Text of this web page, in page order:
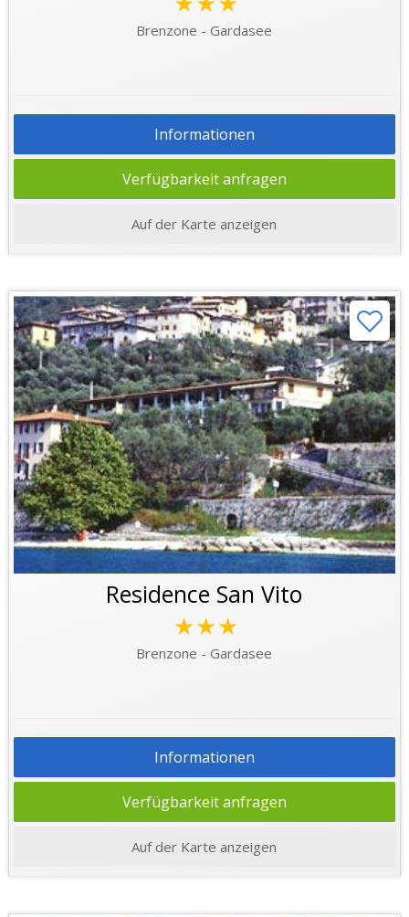
Brenzone - Gardasee
Informationen
Verfügbarkeit anfragen
Auf der Karte anzeigen
Residence San Vito
★★★
Brenzone - Gardasee
Informationen
Verfügbarkeit anfragen
Auf der Karte anzeigen